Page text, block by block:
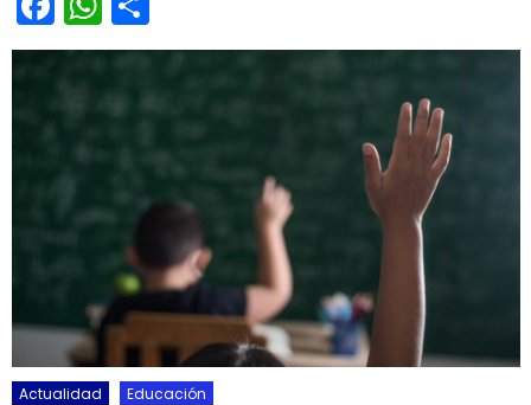
Actualidad Educación